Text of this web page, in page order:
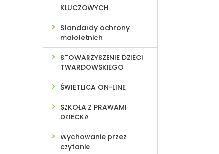
KLUCZOWYCH
Standardy ochrony
małoletnich
STOWARZYSZENIE DZIECI
TWARDOWSKIEGO
ŚWIETLICA ON-LINE
SZKOŁA Z PRAWAMI
DZIECKA
Wychowanie przez
czytanie